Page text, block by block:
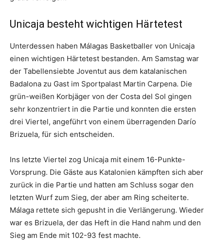
Unicaja besteht wichtigen Härtetest
Unterdessen haben Málagas Basketballer von Unicaja
einen wichtigen Härtetest bestanden. Am Samstag war
der Tabellensiebte Joventut aus dem katalanischen
Badalona zu Gast im Sportpalast Martin Carpena. Die
grün-weißen Korbjäger von der Costa del Sol gingen
sehr konzentriert in die Partie und konnten die ersten
drei Viertel, angeführt von einem überragenden Darío
Brizuela, für sich entscheiden.
Ins letzte Viertel zog Unicaja mit einem 16-Punkte-
Vorsprung. Die Gäste aus Katalonien kämpften sich aber
zurück in die Partie und hatten am Schluss sogar den
letzten Wurf zum Sieg, der aber am Ring scheiterte.
Málaga rettete sich gepusht in die Verlängerung. Wieder
war es Brizuela, der das Heft in die Hand nahm und den
Sieg am Ende mit 102-93 fest machte.